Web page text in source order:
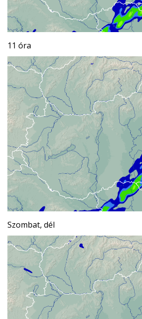
11 óra
Szombat, dél